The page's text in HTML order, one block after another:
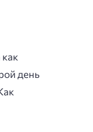
день